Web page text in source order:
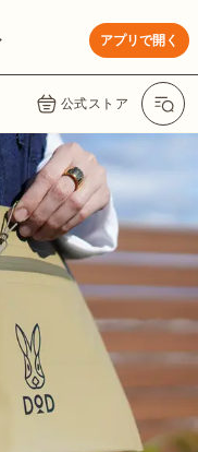
アプリで開く
公式ストア